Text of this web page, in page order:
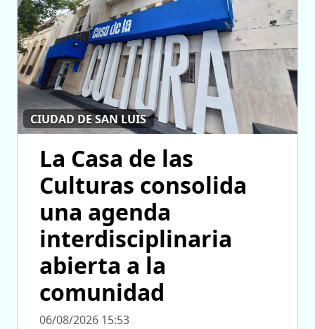
CIUDAD DE SAN LUIS
La Casa de las
Culturas consolida
una agenda
interdisciplinaria
abierta a la
comunidad
06/08/2026 15:53